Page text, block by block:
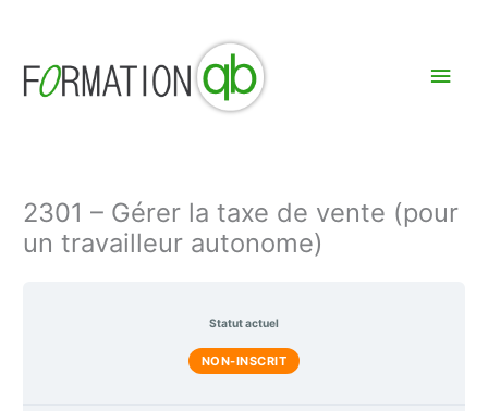
2301 – Gérer la taxe de vente (pour
un travailleur autonome)
Statut actuel
NON-INSCRIT